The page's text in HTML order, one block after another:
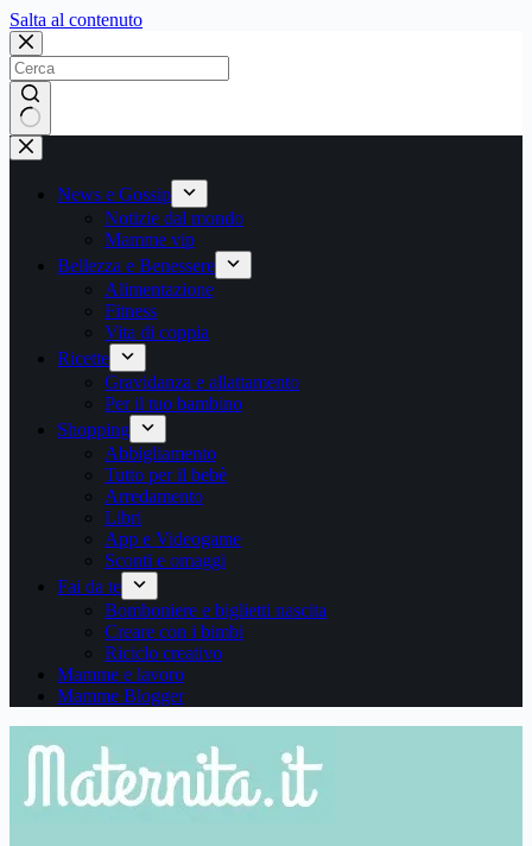
Salta al contenutoSalta
contenuto
Nessun
risultato
News e Gossip
Notizie dal mondo
Mamme vip
Bellezza e Benessere
Alimentazione
Fitness
Vita di coppia
Ricette
Gravidanza e allattamento
Per il tuo bambino
Shopping
Abbigliamento
Tutto per il bebè
Arredamento
Libri
App e Videogame
Sconti e omaggi
Fai da te
Bomboniere e biglietti nascita
Creare con i bimbi
Riciclo creativo
Mamme e lavoro
Mamme Blogger